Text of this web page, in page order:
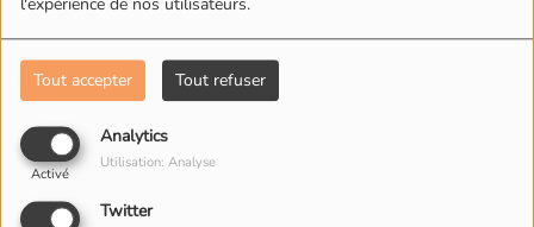
l'expérience de nos utilisateurs.
Tout accepter Tout refuser
Analytics
Activé
Utilisation: Analyse
Twitter
5 Lay All Your Love on Me
6 Take a Chance on Me